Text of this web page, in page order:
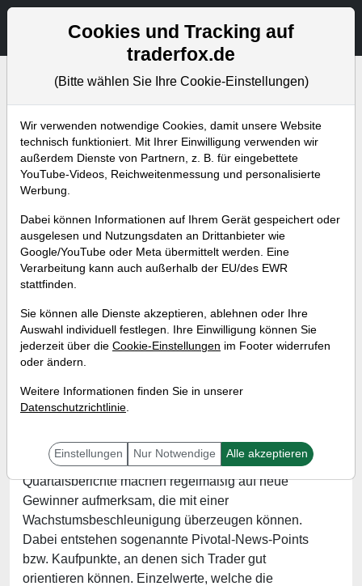
Aktien- und Artikelsuche
Bevorstehende Webinare Alle Aufzeichnungen
Berichtsaison auf Hochtouren –
So identifiziert man neue Pivotal-
News-Points!
Wann:Mittwoch, 1. Februar 2023 von 17 bis 18 Uhr
Die Berichtsaison läuft nun wieder auf Hochtouren.
Quartalsberichte machen regelmäßig auf neue
Gewinner aufmerksam, die mit einer
Wachstumsbeschleunigung überzeugen können.
Dabei entstehen sogenannte Pivotal-News-Points
bzw. Kaufpunkte, an denen sich Trader gut
orientieren können. Einzelwerte, welche die
Cookies und Tracking auf
traderfox.de
(Bitte wählen Sie Ihre Cookie-Einstellungen)
Wir verwenden notwendige Cookies, damit unsere Website
technisch funktioniert. Mit Ihrer Einwilligung verwenden wir
außerdem Dienste von Partnern, z. B. für eingebettete
YouTube-Videos, Reichweitenmessung und personalisierte
Werbung.
Dabei können Informationen auf Ihrem Gerät gespeichert oder
ausgelesen und Nutzungsdaten an Drittanbieter wie
Google/YouTube oder Meta übermittelt werden. Eine
Verarbeitung kann auch außerhalb der EU/des EWR
stattfinden.
Sie können alle Dienste akzeptieren, ablehnen oder Ihre
Auswahl individuell festlegen. Ihre Einwilligung können Sie
jederzeit über die Cookie-Einstellungen im Footer widerrufen
oder ändern.
Weitere Informationen finden Sie in unserer
Datenschutzrichtlinie.
Einstellungen Nur Notwendige Alle akzeptieren